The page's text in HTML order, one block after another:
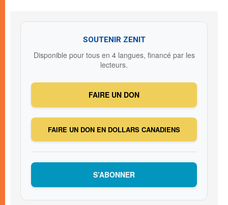
SOUTENIR ZENIT
Disponible pour tous en 4 langues, financé par les
lecteurs.
FAIRE UN DON
FAIRE UN DON EN DOLLARS CANADIENS
S’ABONNER